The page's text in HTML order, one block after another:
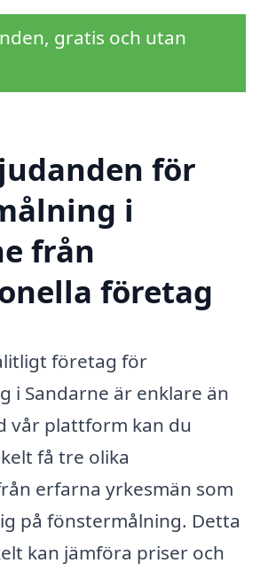
gratis och utan
för
i
från
företag
företag för
i Sandarne är enklare än
vår plattform kan du
få tre olika
erfarna yrkesmän som
på fönstermålning. Detta
kan jämföra priser och